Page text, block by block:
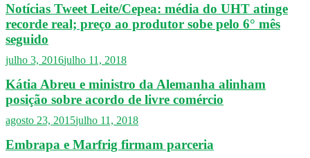
Notícias Tweet Leite/Cepea: média do UHT atinge
recorde real; preço ao produtor sobe pelo 6° mês
seguido
julho 3, 2016julho 11, 2018
Kátia Abreu e ministro da Alemanha alinham
posição sobre acordo de livre comércio
agosto 23, 2015julho 11, 2018
Embrapa e Marfrig firmam parceria